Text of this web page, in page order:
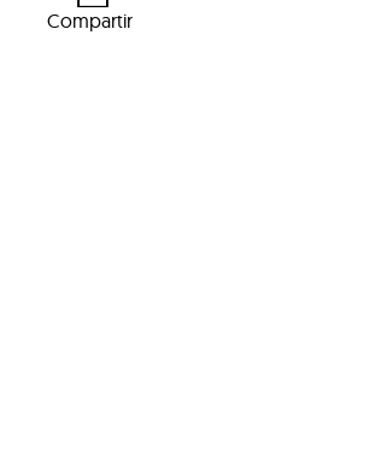
Compartir